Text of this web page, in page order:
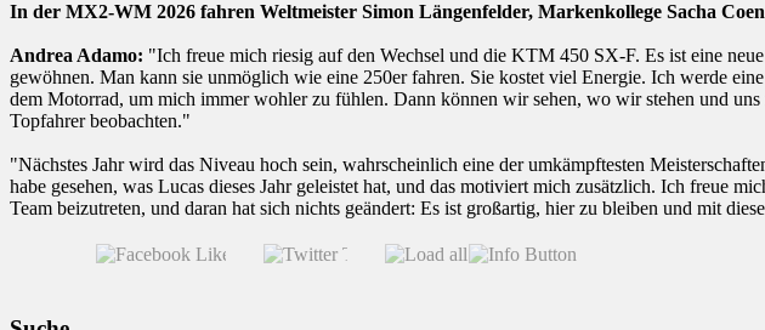
In der MX2-WM 2026 fahren Weltmeister Simon Längenfelder, Markenkollege Sacha
Andrea Adamo: "Ich freue mich riesig auf den Wechsel und die KTM 450 SX-F. Es ist eine
gewöhnen. Man kann sie unmöglich wie eine 250er fahren. Sie kostet viel Energie. Ich werde
dem Motorrad, um mich immer wohler zu fühlen. Dann können wir sehen, wo wir stehen und
Topfahrer beobachten."
"Nächstes Jahr wird das Niveau hoch sein, wahrscheinlich eine der umkämpftesten
habe gesehen, was Lucas dieses Jahr geleistet hat, und das motiviert mich zusätzlich. Ich freue
Team beizutreten, und daran hat sich nichts geändert: Es ist großartig, hier zu bleiben und mit